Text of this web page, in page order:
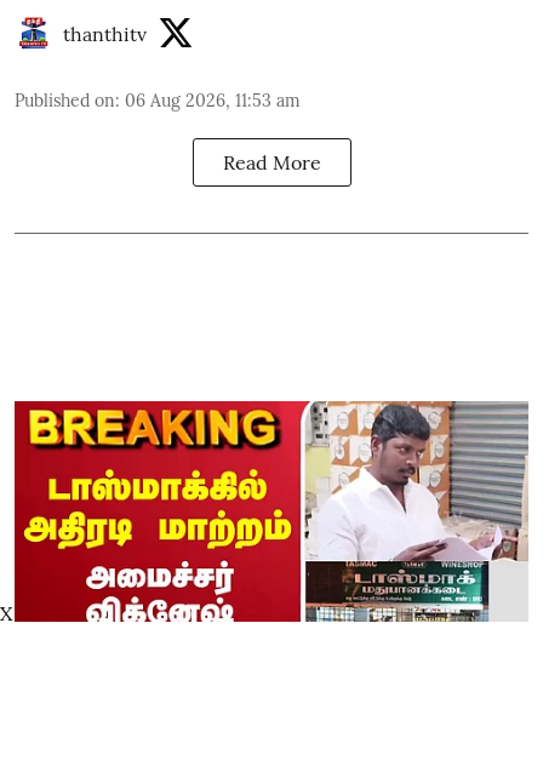
thanthitv
Published on: 06 Aug 2026, 11:53 am
Read More
X